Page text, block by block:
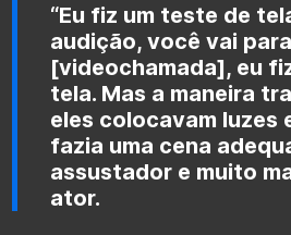
“Eu fiz um teste de
audição, você vai
[videochamada], eu
tela. Mas a maneira
eles colocavam luzes
fazia uma cena
assustador e muito
ator.